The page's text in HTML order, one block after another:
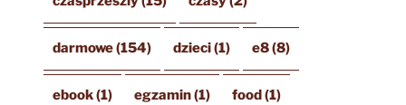
darmowe(154) dzieci(1) e8(8)
ebook(1) egzamin(1) food (1)